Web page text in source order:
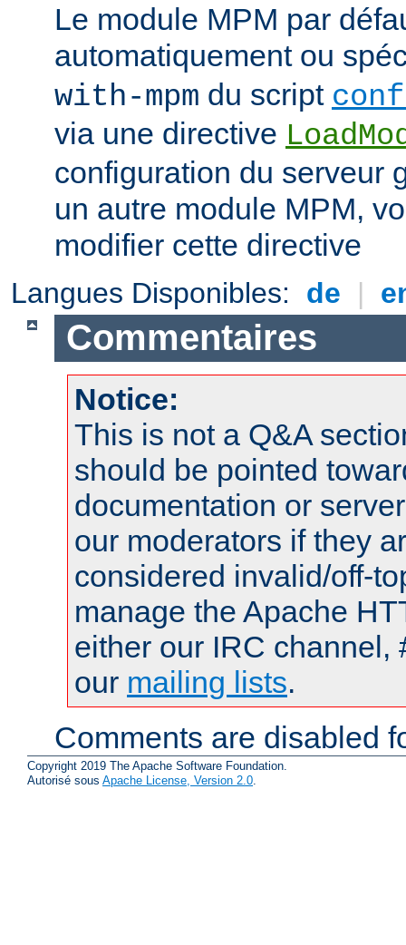
Le module MPM par
automatiquement ou
with-mpm du script
via une directive
configuration du serveur
un autre module MPM,
modifier cette directive
Langues Disponibles: de |
Commentaires
Notice:
This is not a Q&A
should be pointed
documentation or
our moderators if they
considered invalid/off-
manage the Apache
either our IRC channel,
our mailing lists.
Comments are disabled
Copyright 2019 The Apache Software Foundation.
Autorisé sous Apache License, Version 2.0